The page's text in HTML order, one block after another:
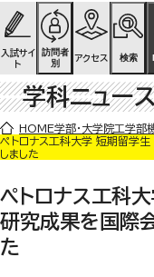
ページの先頭です
ページ内を移動するため
本文(c)へ
入試サイ
ト
訪問者
別
アクセス 検索
ここから本文です。
学科ニュー
HOME学部・大学院工学部
ペトロナス工科大学 短期留学
しました
ペトロナス工科
研究成果を国際
た